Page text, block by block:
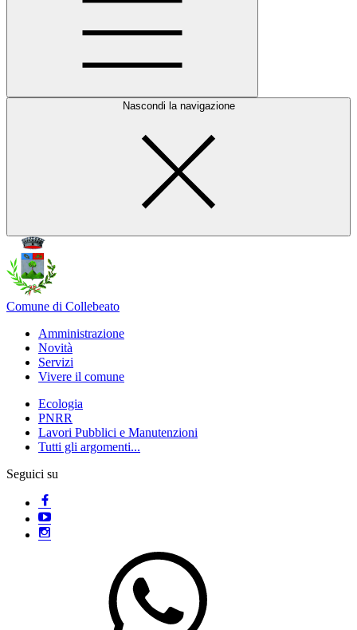
Nascondi la navigazione
Comune di Collebeato
Amministrazione
Novità
Servizi
Vivere il comune
Ecologia
PNRR
Lavori Pubblici e Manutenzioni
Tutti gli argomenti...
Seguici su